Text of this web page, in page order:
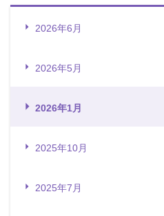
2026年6月
2026年5月
2026年1月
2025年10月
2025年7月